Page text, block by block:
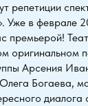
репетиции
Уже в феврале
премьерой!
оригинальном
Арсения
Богаева,
диалога